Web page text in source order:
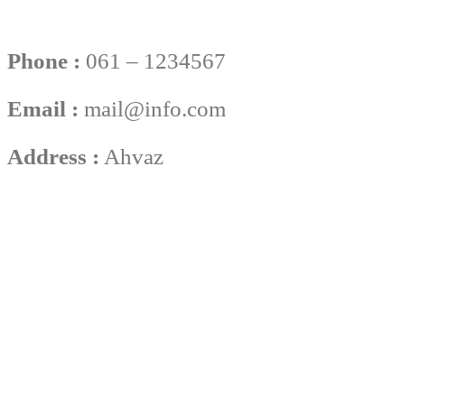
Phone : 061 – 1234567
Email : mail@info.com
Address : Ahvaz